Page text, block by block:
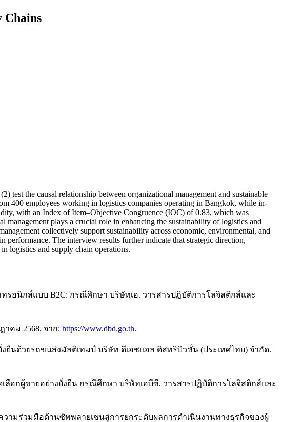
Chains
test the causal relationship between organizational management and sustainable
400 employees working in logistics companies operating in Bangkok, while in-
with an Index of Item–Objective Congruence (IOC) of 0.83, which was
management plays a crucial role in enhancing the sustainability of logistics and
collectively support sustainability across economic, environmental, and
performance. The interview results further indicate that strategic direction,
logistics and supply chain operations.
อนิกส์แบบ B2C: กรณีศึกษา บริษัทเอ. วารสารปฏิบัติการโลจิสติกส์และ
คม 2568, จาก: https://www.dbd.go.th.
ด้วยรถขนส่งมัลติเทมป์ บริษัท ดีเอชแอล ดิสทริบิวชั่น (ประเทศไทย) จำกัด.
ลือกผู้ขายอย่างยั่งยืน กรณีศึกษา บริษัทเอบีซี. วารสารปฏิบัติการโลจิสติกส์และ
ามร่วมมือด้านซัพพลายเชนสู่การยกระดับผลการดำเนินงานทางธุรกิจของผู้